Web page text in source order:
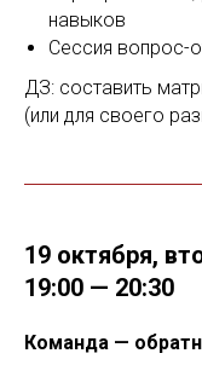
навыков
Сессия вопрос-
ДЗ: составить
(или для своего
19 октября,
19:00 — 20:30
Команда —